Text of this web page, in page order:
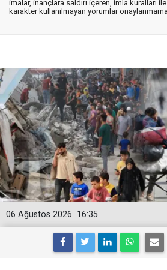
imalar, inançlara saldırı içeren, imla kuralları
karakter kullanılmayan yorumlar
16:35
06 Ağustos 2026